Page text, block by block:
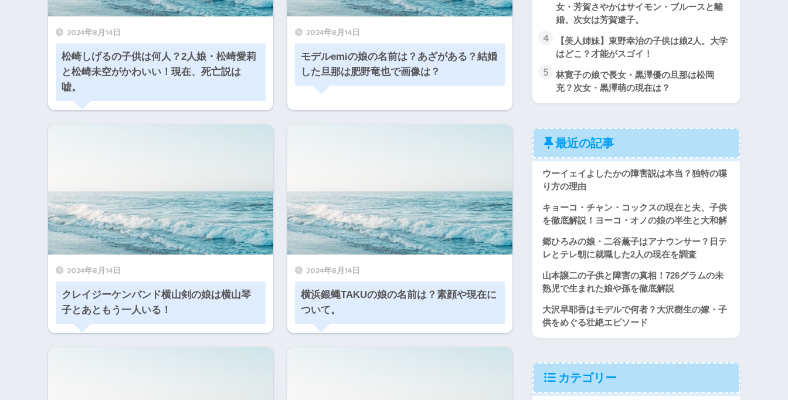
2024年8月14日
松崎しげるの子供は何人？2人娘・松崎愛莉
と松崎未空がかわいい！現在、死亡説は
嘘。
2024年8月14日
モデルemiの娘の名前は？あざがある？結婚
した旦那は肥野竜也で画像は？
2024年8月14日
クレイジーケンバンド横山剣の娘は横山琴
子とあともう一人いる！
2024年8月14日
横浜銀蝿TAKUの娘の名前は？素顔や現在に
ついて。
女・芳賀さやかはサイモン・ブルースと離
婚。次女は芳賀遼子。
4
【美人姉妹】東野幸治の子供は娘2人。大学
はどこ？才能がスゴイ！
5
林寛子の娘で長女・黒澤優の旦那は松岡
充？次女・黒澤萌の現在は？
最近の記事
ウーイェイよしたかの障害説は本当？独特の喋
り方の理由
キョーコ・チャン・コックスの現在と夫、子供
を徹底解説！ヨーコ・オノの娘の半生と大和解
郷ひろみの娘・二谷薫子はアナウンサー？日テ
レとテレ朝に就職した2人の現在を調査
山本譲二の子供と障害の真相！726グラムの未
熟児で生まれた娘や孫を徹底解説
大沢早耶香はモデルで何者？大沢樹生の嫁・子
供をめぐる壮絶エピソード
カテゴリー